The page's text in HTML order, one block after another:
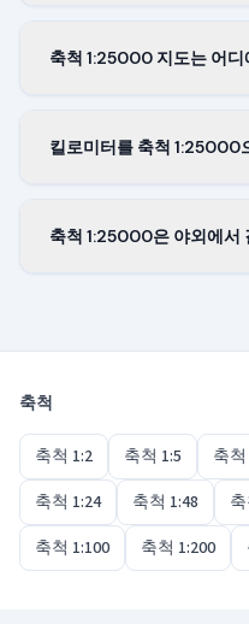
장에서 면적의 4분의 1
축척 1:25000 지도는 어디
오리엔티어링, 야외 작
킬로미터를 축척 1:25000
에서 4 cm, 5 km는 20
축척 1:25000은 야외에서
밀하게 보여주면서 하
축척
축척 1:2 축척 1:5 축
축척 1:24
축척 1:48
축척 1:100
축척 1:200